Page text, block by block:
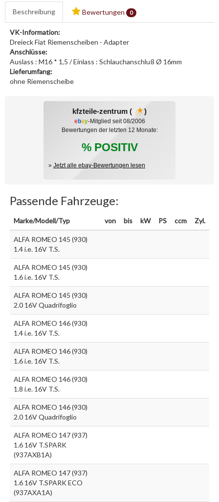
Beschreibung Bewertungen 0
VK-Information:
Dreieck Fiat Riemenscheiben - Adapter
Anschlüsse:
Auslass : M16 * 1,5 / Einlass : Schlauchanschluß Ø 16mm
Lieferumfang:
ohne Riemenscheibe
kfzteile-zentrum ( )
ebay-Mitglied seit 08/2006
Bewertungen der letzten 12 Monate:
% POSITIV
» Jetzt alle ebay-Bewertungen lesen
Passende Fahrzeuge:
Marke/Modell/Typ von bis kW PS ccm Zyl.
ALFA ROMEO 145 (930)
1.4 i.e. 16V T.S.
ALFA ROMEO 145 (930)
1.6 i.e. 16V T.S.
ALFA ROMEO 145 (930)
2.0 16V Quadrifoglio
ALFA ROMEO 146 (930)
1.4 i.e. 16V T.S.
ALFA ROMEO 146 (930)
1.6 i.e. 16V T.S.
ALFA ROMEO 146 (930)
1.8 i.e. 16V T.S.
ALFA ROMEO 146 (930)
2.0 16V Quadrifoglio
ALFA ROMEO 147 (937)
1.6 16V T.SPARK
(937AXB1A)
ALFA ROMEO 147 (937)
1.6 16V T.SPARK ECO
(937AXA1A)